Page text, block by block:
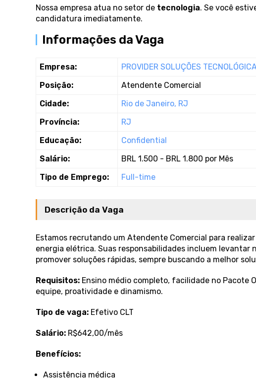
Nossa empresa atua no setor de tecnologia. Se você
candidatura imediatamente.
Informações da Vaga
Empresa:
PROVIDER SOLUÇÕES
Posição:
Atendente Comercial
Cidade:
Rio de Janeiro, RJ
Província:
RJ
Educação:
Confidential
Salário:
BRL 1.500 - BRL 1.800 por Mês
Tipo de Emprego:
Full-time
Descrição da Vaga
Estamos recrutando um Atendente Comercial para
energia elétrica. Suas responsabilidades incluem
promover soluções rápidas, sempre buscando a melhor
Requisitos: Ensino médio completo, facilidade no Pacote
equipe, proatividade e dinamismo.
Tipo de vaga: Efetivo CLT
Salário: R$642,00/mês
Benefícios:
Assistência médica